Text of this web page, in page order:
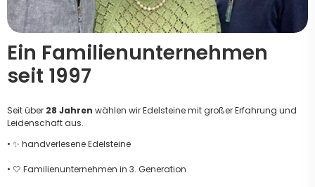
Ein Familienunternehmen
seit 1997
Seit über 28 Jahren wählen wir Edelsteine mit großer Erfahrung und
Leidenschaft aus.
• ✨ handverlesene Edelsteine
• 🤍 Familienunternehmen in 3. Generation